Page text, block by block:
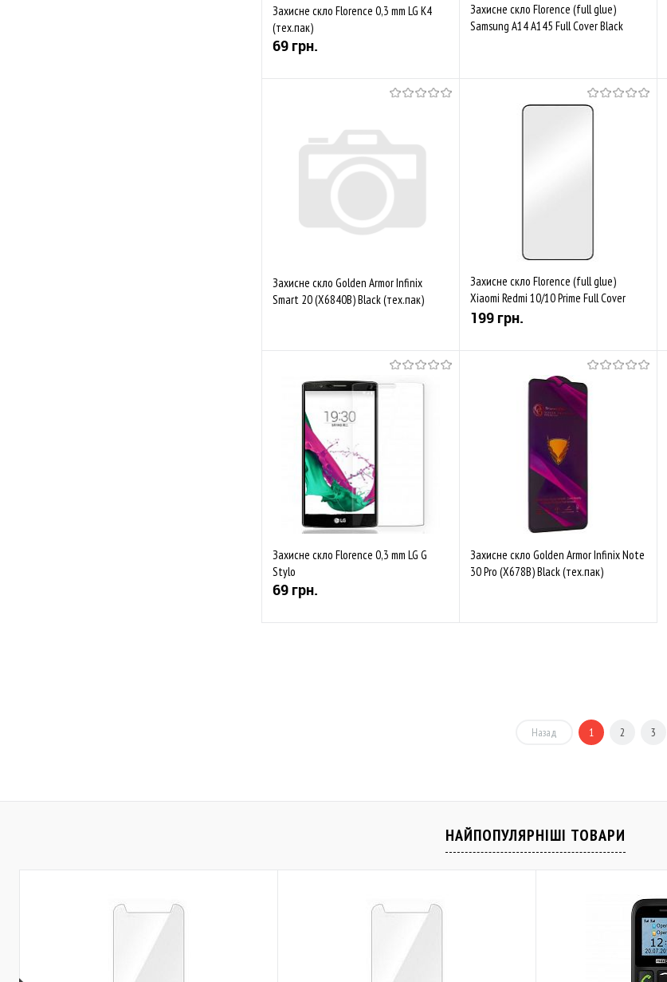
Захисне скло Florence 0,3 mm LG K4
(тех.пак)
69 грн.
До обраного
Порівняти
Закінчується
Захисне скло Florence (full glue)
Samsung A14 A145 Full Cover Black
Скоро у продажі
Захисне скло Golden Armor Infinix
Smart 20 (X6840B) Black (тех.пак)
До обраного
Захисне скло Florence (full glue)
Xiaomi Redmi 10/10 Prime Full Cover
Black (тех.пак)
199 грн.
Купити
До обраного
Порівняти
Захисне скло Florence 0,3 mm LG G
Stylo
69 грн.
Захисне скло Golden Armor Infinix Note
30 Pro (X678В) Black (тех.пак)
Назад 1 2 3
НАЙПОПУЛЯРНІШІ ТОВАРИ